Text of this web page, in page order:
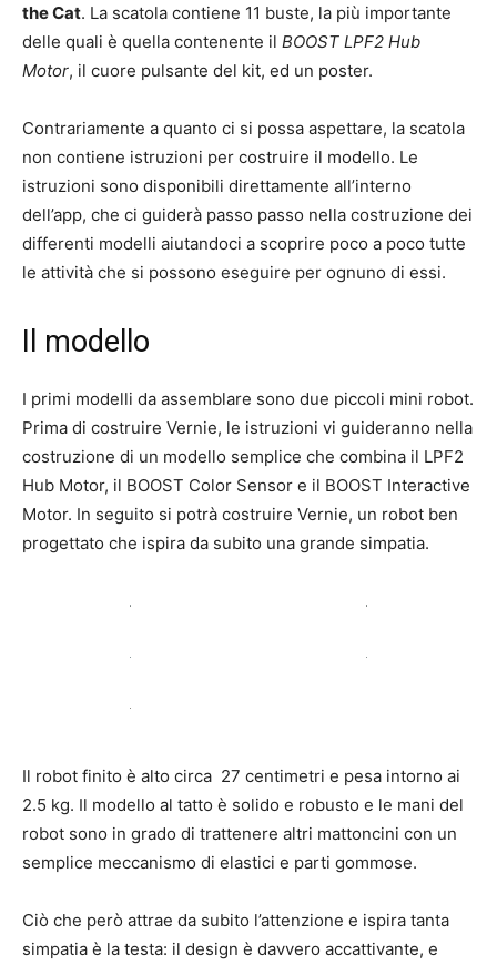
the Cat. La scatola contiene 11 buste, la più importante
delle quali è quella contenente il BOOST LPF2 Hub
Motor, il cuore pulsante del kit, ed un poster.
Contrariamente a quanto ci si possa aspettare, la scatola
non contiene istruzioni per costruire il modello. Le
istruzioni sono disponibili direttamente all’interno
dell’app, che ci guiderà passo passo nella costruzione dei
differenti modelli aiutandoci a scoprire poco a poco tutte
le attività che si possono eseguire per ognuno di essi.
Il modello
I primi modelli da assemblare sono due piccoli mini robot.
Prima di costruire Vernie, le istruzioni vi guideranno nella
costruzione di un modello semplice che combina il LPF2
Hub Motor, il BOOST Color Sensor e il BOOST Interactive
Motor. In seguito si potrà costruire Vernie, un robot ben
progettato che ispira da subito una grande simpatia.
Il robot finito è alto circa 27 centimetri e pesa intorno ai
2.5 kg. Il modello al tatto è solido e robusto e le mani del
robot sono in grado di trattenere altri mattoncini con un
semplice meccanismo di elastici e parti gommose.
Ciò che però attrae da subito l’attenzione e ispira tanta
simpatia è la testa: il design è davvero accattivante, e